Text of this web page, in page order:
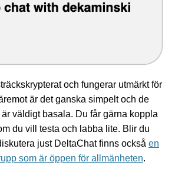
och fungerar utmärkt för
är det ganska simpelt och de
väldigt basala. Du får gärna koppla
du vill testa och labba lite. Blir du
just DeltaChat finns också en
som är öppen för allmänheten.